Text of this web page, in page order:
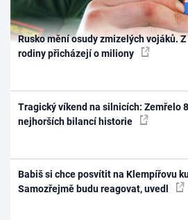
Rusko mění osudy zmizelých vojáků.
rodiny přicházejí o miliony
Tragický víkend na silnicích: Zemřelo
nejhorších bilancí historie
Babiš si chce posvítit na Klempířovu
Samozřejmě budu reagovat, uvedl